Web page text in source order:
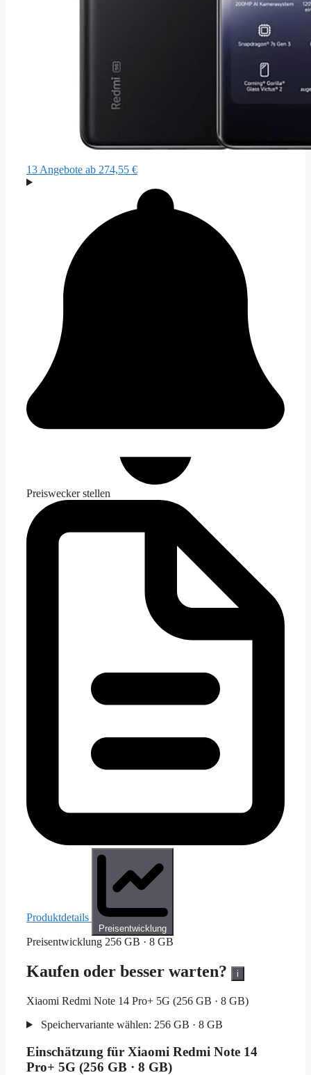
13 Angebote ab 274,55 €
Preiswecker stellen
Produktdetails
Preisentwicklung
Preisentwicklung 256 GB · 8 GB
Kaufen oder besser warten? i
Xiaomi Redmi Note 14 Pro+ 5G (256 GB · 8 GB)
Speichervariante wählen: 256 GB · 8 GB
Einschätzung für Xiaomi Redmi Note 14
Pro+ 5G (256 GB · 8 GB)